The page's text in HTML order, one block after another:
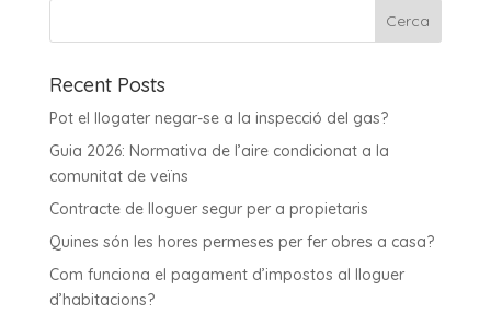
Recent Posts
Pot el llogater negar-se a la inspecció del gas?
Guia 2026: Normativa de l’aire condicionat a la
comunitat de veïns
Contracte de lloguer segur per a propietaris
Quines són les hores permeses per fer obres a casa?
Com funciona el pagament d’impostos al lloguer
d’habitacions?